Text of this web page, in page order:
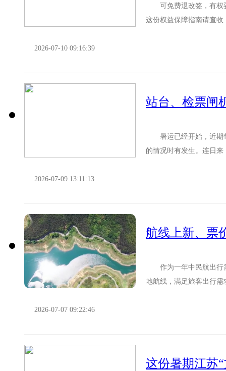
可免费退改签，有权
这份权益保障指南请查
2026-07-10 09:16:39
暑运已经开始，近期带
的情况时有发生。连日
2026-07-09 13:11:13
作为一年中民航出行需
地航线，满足旅客出行
2026-07-07 09:22:46
这份暑期江苏